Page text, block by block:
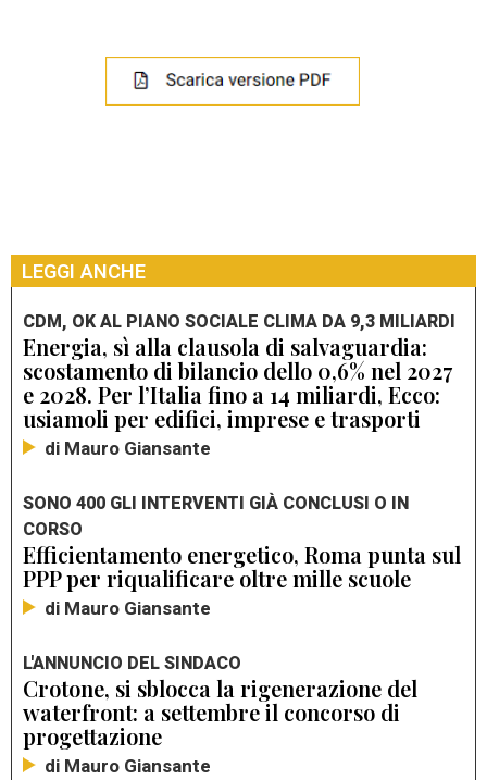
LEGGI ANCHE
CDM, OK AL PIANO SOCIALE CLIMA DA 9,3 MILIARDI
Energia, sì alla clausola di salvaguardia:
scostamento di bilancio dello 0,6% nel 2027
e 2028. Per l’Italia fino a 14 miliardi, Ecco:
usiamoli per edifici, imprese e trasporti
di Mauro Giansante
SONO 400 GLI INTERVENTI GIÀ CONCLUSI O IN
CORSO
Efficientamento energetico, Roma punta sul
PPP per riqualificare oltre mille scuole
di Mauro Giansante
L'ANNUNCIO DEL SINDACO
Crotone, si sblocca la rigenerazione del
waterfront: a settembre il concorso di
progettazione
di Mauro Giansante